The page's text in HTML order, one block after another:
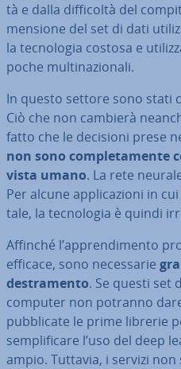
tà e dalla dif­fi­col­tà del
men­sio­ne del set di dati
la tec­no­lo­gia costosa e
poche mul­ti­na­zio­na­li.
In questo settore sono stati
Ciò che non cambierà
fatto che le decisioni prese
non sono com­ple­ta­men­te
vista umano. La rete
Per alcune ap­pli­ca­zio­ni in
ta­le, la tec­no­lo­gia è quindi
Affinché l’ap­pren­di­men­to
efficace, sono ne­ces­sa­rie
de­stra­men­to. Se questi set
computer non potranno
pub­bli­ca­te le prime librerie
sem­pli­fi­ca­re l’uso del deep
ampio. Tuttavia, i servizi